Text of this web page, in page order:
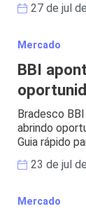
27 de jul
Mercado
BBI
Bradesco
abrindo
Guia rápido
23 de jul
Mercado